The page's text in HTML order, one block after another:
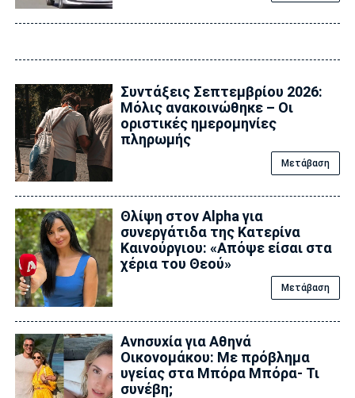
Συντάξεις Σεπτεμβρίου 2026:
Μόλις ανακοινώθηκε – Οι
οριστικές ημερομηνίες
πληρωμής
Μετάβαση
Θλίψη στον Alpha για
συνεργάτιδα της Κατερίνα
Καινούργιου: «Απόψε είσαι στα
χέρια του Θεού»
Μετάβαση
Ανnσυxία για Αθηνά
Οικονομάκου: Με πρόβλημα
υγείας στα Μπόρα Μπόρα- Τι
συνέβη;